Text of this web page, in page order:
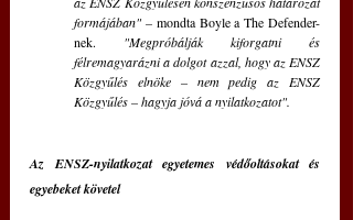
formájában" – mondta Boyle a The Defender-
nek. "Megpróbálják kiforgatni és
félremagyarázni a dolgot azzal, hogy az ENSZ
Közgyűlés elnöke – nem pedig az ENSZ
Közgyűlés – hagyja jóvá a nyilatkozatot".
Az ENSZ-nyilatkozat egyetemes védőoltásokat és
egyebeket követel